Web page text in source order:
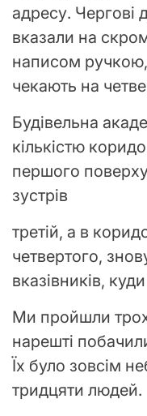
адресу. Чергові
вказали на
написом
чекають на
Будівельна
кількістю
першого
зустрів
третій, а в
четвертого,
вказівників,
Ми пройшли
нарешті
Їх було зовсім
тридцяти людей.